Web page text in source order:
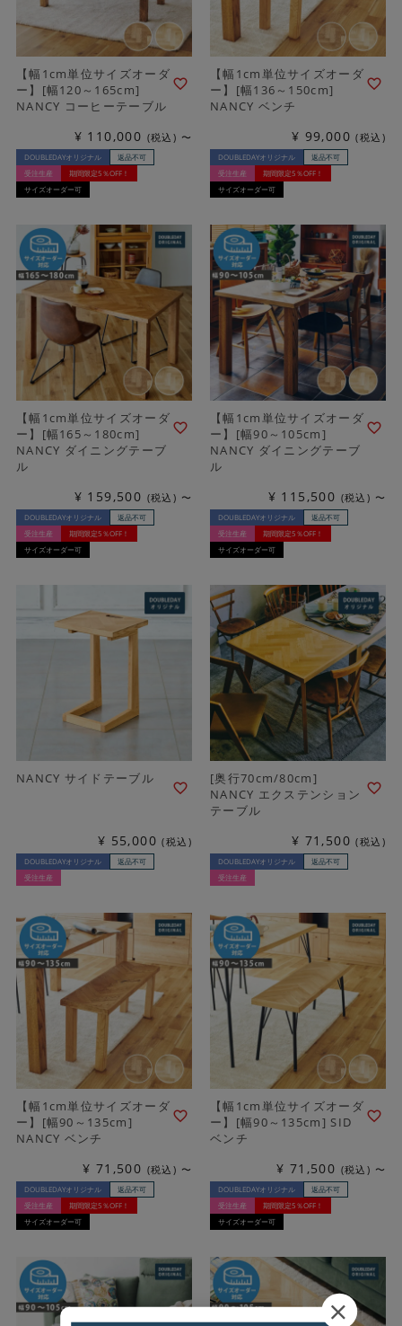
【幅1cm単位サイズオーダ
ー】[幅120～165cm]
NANCY コーヒーテーブル
¥ 110,000 税込 〜
DOUBLEDAYオリジナル
返品不可
受注生産
期間限定5％OFF！
サイズオーダー可
【幅1cm単位サイズオーダ
ー】[幅136～150cm]
NANCY ベンチ
¥ 99,000 税込
DOUBLEDAYオリジナル
返品不可
受注生産
期間限定5％OFF！
サイズオーダー可
【幅1cm単位サイズオーダ
ー】[幅165～180cm]
NANCY ダイニングテーブ
ル
¥ 159,500 税込 〜
DOUBLEDAYオリジナル
返品不可
受注生産
期間限定5％OFF！
サイズオーダー可
【幅1cm単位サイズオーダ
ー】[幅90～105cm]
NANCY ダイニングテーブ
ル
¥ 115,500 税込 〜
DOUBLEDAYオリジナル
返品不可
受注生産
期間限定5％OFF！
サイズオーダー可
NANCY サイドテーブル
¥ 55,000 税込
DOUBLEDAYオリジナル
返品不可
受注生産
[奥行70cm/80cm]
NANCY エクステンション
テーブル
¥ 71,500 税込
DOUBLEDAYオリジナル
返品不可
受注生産
【幅1cm単位サイズオーダ
ー】[幅90～135cm]
NANCY ベンチ
¥ 71,500 税込 〜
DOUBLEDAYオリジナル
返品不可
受注生産
期間限定5％OFF！
サイズオーダー可
【幅1cm単位サイズオーダ
ー】[幅90～135cm] SID
ベンチ
¥ 71,500 税込 〜
DOUBLEDAYオリジナル
返品不可
受注生産
期間限定5％OFF！
サイズオーダー可